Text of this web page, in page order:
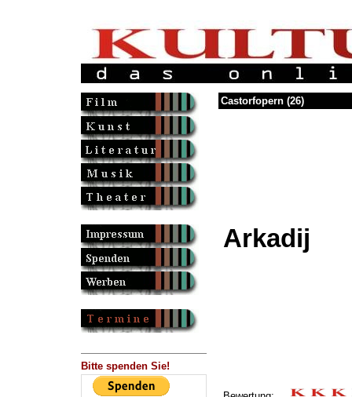
Bitte spenden Sie!
Castorfopern (26)
Arkadij